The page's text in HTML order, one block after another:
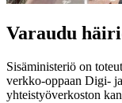
Varaudu
Sisäministeriö on
verkko-oppaan Digi-
yhteistyöverkoston